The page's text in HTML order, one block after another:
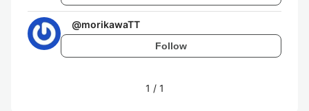
@morikawaTT
Follow
1 / 1